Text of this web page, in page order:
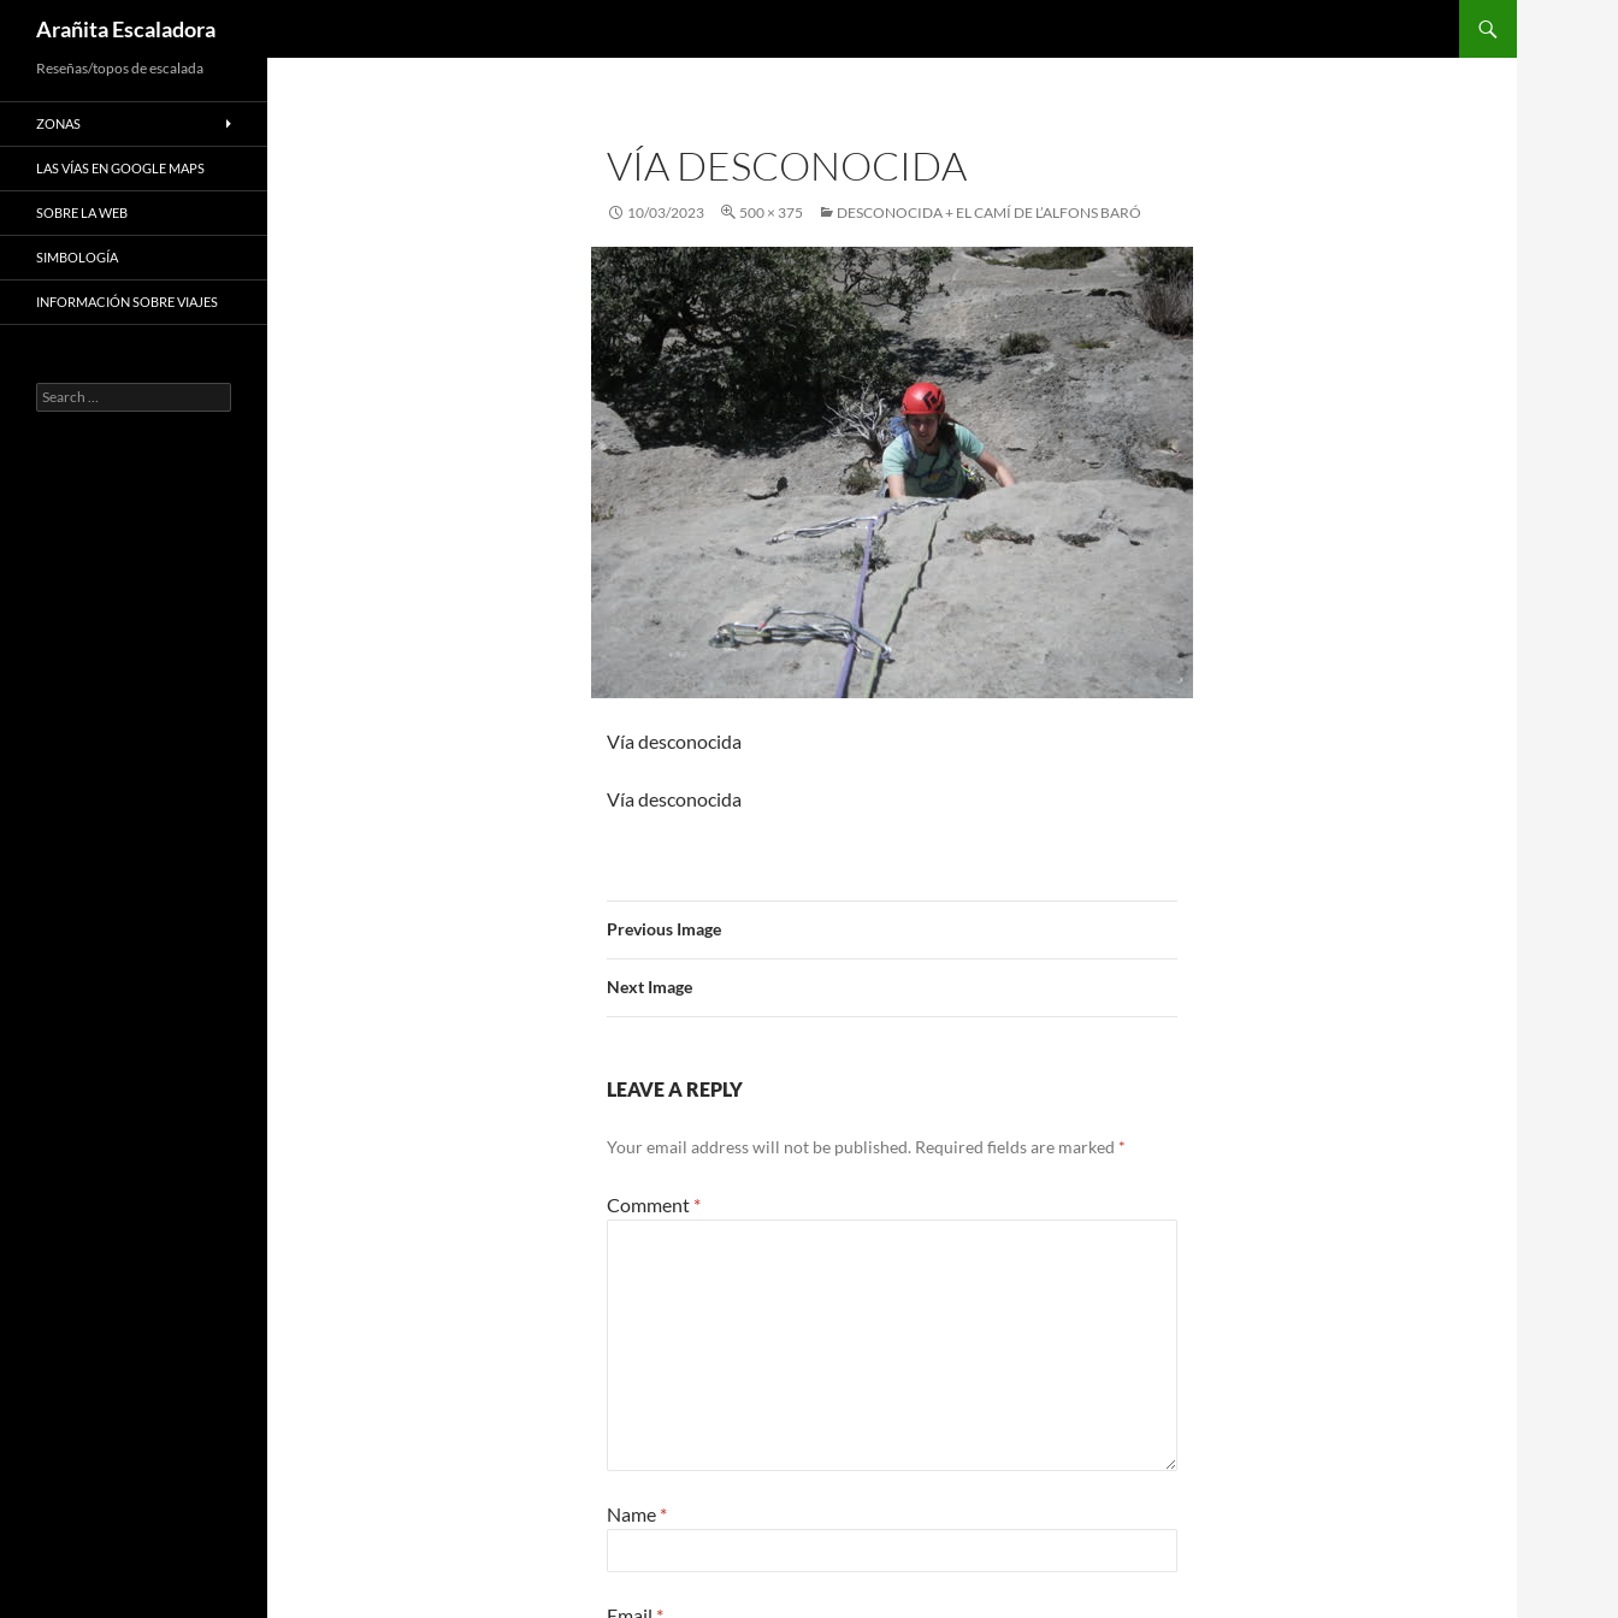
to
content
Arañita Escaladora
VÍA DESCONOCIDA
10/03/2023 500 × 375 DESCONOCIDA + EL CAMÍ DE L’ALFONS BARÓ
Vía desconocida
Vía desconocida
Previous Image
Next Image
LEAVE A REPLY
Your email address will not be published. Required fields are marked *
Comment *
Name *
Reseñas/topos de escalada
ZONAS
LAS VÍAS EN GOOGLE MAPS
SOBRE LA WEB
SIMBOLOGÍA
INFORMACIÓN SOBRE VIAJES
Search
for: